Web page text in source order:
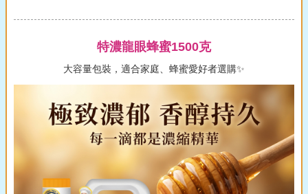
特濃龍眼蜂蜜1500克
大容量包裝，適合家庭、蜂蜜愛好者選購✨